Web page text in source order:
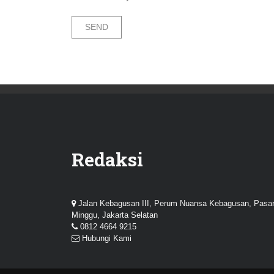
Redaksi
Jalan Kebagusan III, Perum Nuansa Kebagusan, Pasar
Minggu, Jakarta Selatan
0812 4664 9215
Hubungi Kami